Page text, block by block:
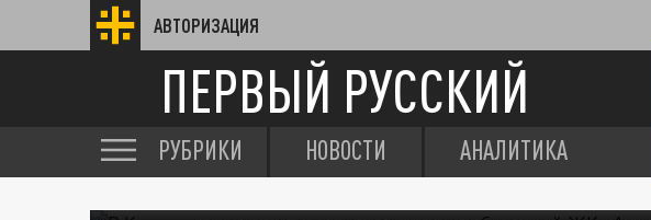
АВТОРИЗАЦИЯ
ПЕРВЫЙ РУССКИЙ
РУБРИКИ НОВОСТИ АНАЛИТИКА